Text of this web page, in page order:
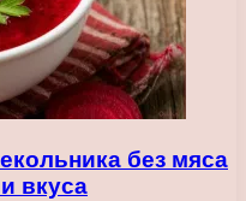
без мяса
вкуса